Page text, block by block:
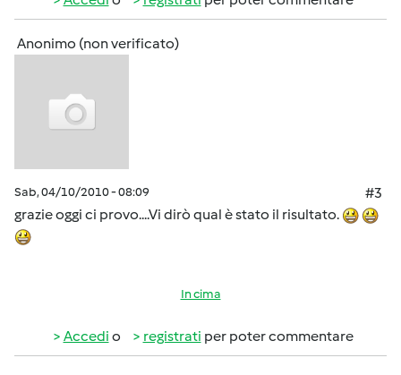
Anonimo (non verificato)
Sab, 04/10/2010 - 08:09
#3
grazie oggi ci provo....Vi dirò qual è stato il risultato.
In cima
Accedi o registrati per poter commentare